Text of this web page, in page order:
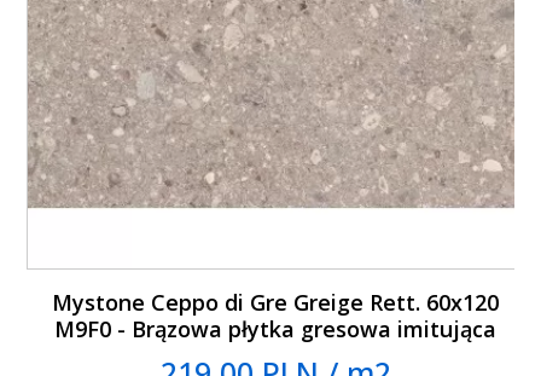
Mystone Ceppo di Gre Greige Rett. 60x120
M9F0 - Brązowa płytka gresowa imitująca
lastryko